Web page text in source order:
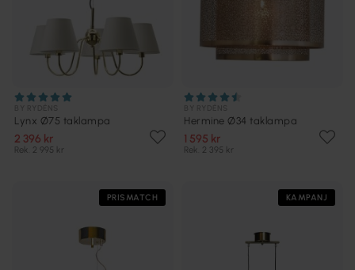
Lynx Ø75 taklampa
2 396 kr
Rek. 2 995 kr
Hermine Ø34 taklampa
1 595 kr
Rek. 2 395 kr
PRISMATCH KAMPANJ